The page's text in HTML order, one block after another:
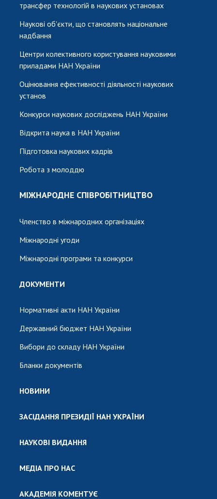
трансфер технологій в наукових установах
Наукові об'єкти, що становлять національне
надбання
Центри колективного користування науковими
приладами НАН України
Оцінювання ефективності діяльності наукових
установ
Конкурси наукових досліджень НАН України
Відкрита наука в НАН України
Підготовка наукових кадрів
Робота з молоддю
МІЖНАРОДНЕ СПІВРОБІТНИЦТВО
Членство в міжнародних організаціях
Міжнародні угоди
Міжнародні програми та конкурси
ДОКУМЕНТИ
Нормативні акти НАН України
Державний бюджет НАН України
Вибори до складу НАН України
Бланки документів
НОВИНИ
ЗАСІДАННЯ ПРЕЗИДІЇ НАН УКРАЇНИ
НАУКОВІ ВИДАННЯ
МЕДІА ПРО НАС
АКАДЕМІЯ КОМЕНТУЄ